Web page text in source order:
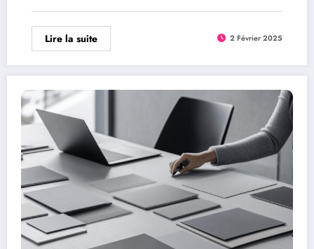
Lire la suite 2 Février 2025